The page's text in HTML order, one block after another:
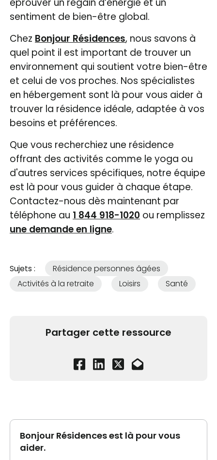
éprouver un regain d’énergie et un
sentiment de bien-être global.
Chez Bonjour Résidences, nous savons à
quel point il est important de trouver un
environnement qui soutient votre bien-être
et celui de vos proches. Nos spécialistes
en hébergement sont là pour vous aider à
trouver la résidence idéale, adaptée à vos
besoins et préférences.
Que vous recherchiez une résidence
offrant des activités comme le yoga ou
d'autres services spécifiques, notre équipe
est là pour vous guider à chaque étape.
Contactez-nous dès maintenant par
téléphone au 1 844 918-1020 ou remplissez
une demande en ligne.
Sujets :
Résidence personnes âgées
Activités à la retraite
Loisirs Santé
Partager cette ressource
Bonjour Résidences est là pour vous
aider.